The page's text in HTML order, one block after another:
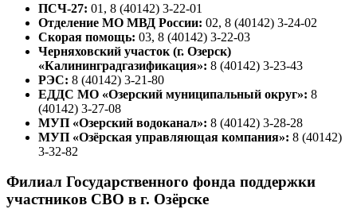
ПСЧ-27: 01, 8 (40142) 3-22-01
Отделение МО МВД России: 02, 8 (40142) 3-24-02
Скорая помощь: 03, 8 (40142) 3-22-03
Черняховский участок (г. Озерск)
«Калининградгазификация»: 8 (40142) 3-23-43
РЭС: 8 (40142) 3-21-80
ЕДДС МО «Озерский муниципальный округ»: 8
(40142) 3-27-08
МУП «Озерский водоканал»: 8 (40142) 3-28-28
МУП «Озёрская управляющая компания»: 8 (40142)
3-32-82
Филиал Государственного фонда поддержки
участников СВО в г. Озёрске